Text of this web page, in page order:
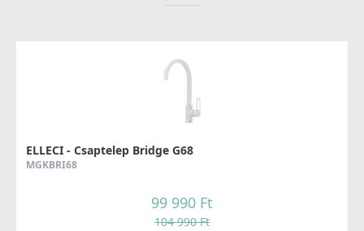
ELLECI - Csaptelep Bridge G68
MGKBRI68
99 990 Ft
104 990 Ft